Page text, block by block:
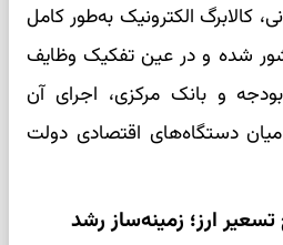
کالابرگ الکترونیک به‌طور کامل
شده و در عین تفکیک وظایف
و بانک مرکزی، اجرای آن
دستگاه‌های اقتصادی دولت
نرخ تسعیر ارز؛ زمینه‌ساز رشد